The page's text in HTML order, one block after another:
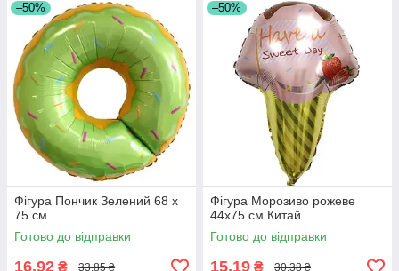
–50%
Фігура Пончик Зелений 68 х
75 см
Готово до відправки
16,92 ₴ 33,85 ₴
–50%
Фігура Морозиво рожеве
44х75 см Китай
Готово до відправки
15,19 ₴ 30,38 ₴